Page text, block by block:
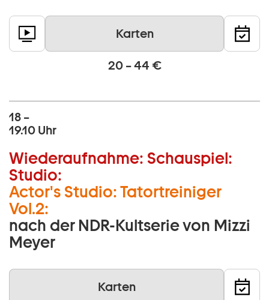
Karten
20 – 44 €
18 –
19.10 Uhr
Wiederaufnahme: Schauspiel:
Studio:
Actor's Studio: Tatortreiniger
Vol.2:
nach der NDR-Kultserie von Mizzi
Meyer
Karten